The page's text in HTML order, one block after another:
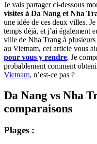
Je vais partager ci-dessous
visites à Da Nang et Nha
une idée de ces deux villes.
temps déjà, et j’ai également
ville de Nha Trang à
au Vietnam, cet article vous
pour vous y rendre. Je
probablement comment
Vietnam, n’est-ce pas ?
Da Nang vs Nha
comparaisons
Plages :